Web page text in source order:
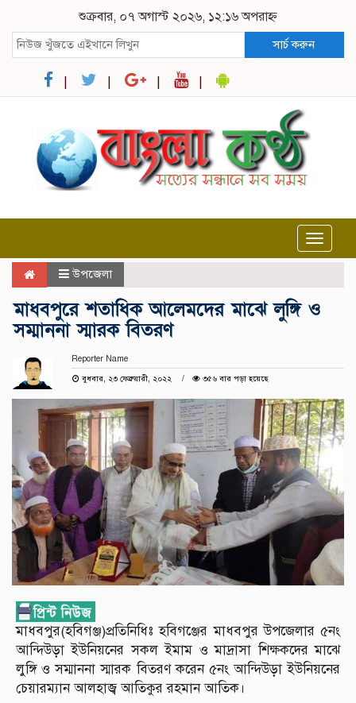
শুক্রবার, ০৭ অগাস্ট ২০২৬, ১২:১৬ অপরাহ্ন
সার্চ করুন
Toggle
উপজেলা
মাধবপুরে শতাধিক আলেমদের মাঝে লুঙ্গি ও
সম্মাননা স্মারক বিতরণ
Reporter Name
বুধবার, ২৩ ফেব্রুয়ারী, ২০২২
৩৫৬ বার পড়া হয়েছে
মাধবপুর(হবিগঞ্জ)প্রতিনিধিঃ হবিগঞ্জের মাধবপুর উপজেলার ৫নং
আন্দিউড়া ইউনিয়নের সকল ইমাম ও মাদ্রাসা শিক্ষকদের মাঝে
লুঙ্গি ও সম্মাননা স্মারক বিতরণ করেন ৫নং আন্দিউড়া ইউনিয়নের
চেয়ারম্যান আলহাজ্ব আতিকুর রহমান আতিক।